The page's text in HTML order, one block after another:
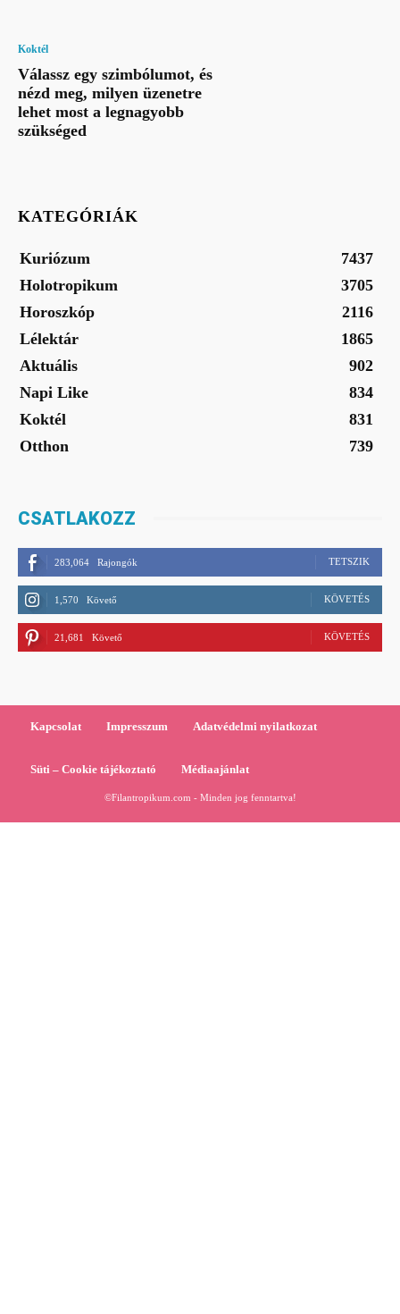
Koktél
Válassz egy szimbólumot, és
nézd meg, milyen üzenetre
lehet most a legnagyobb
szükséged
KATEGÓRIÁK
Kuriózum
7437
Holotropikum
3705
Horoszkóp
2116
Lélektár
1865
Aktuális
902
Napi Like
834
Koktél
831
Otthon
739
CSATLAKOZZ
283,064 Rajongók TETSZIK
1,570 Követő KÖVETÉS
21,681 Követő KÖVETÉS
Kapcsolat Impresszum Adatvédelmi nyilatkozat
Süti – Cookie tájékoztató Médiaajánlat
©Filantropikum.com - Minden jog fenntartva!